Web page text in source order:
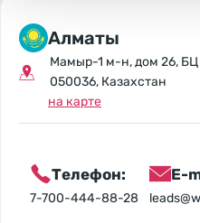
Алматы
Мамыр-1 м-н, дом 26, БЦ
050036, Казахстан
на карте
Телефон:
7-700-444-88-28
E-